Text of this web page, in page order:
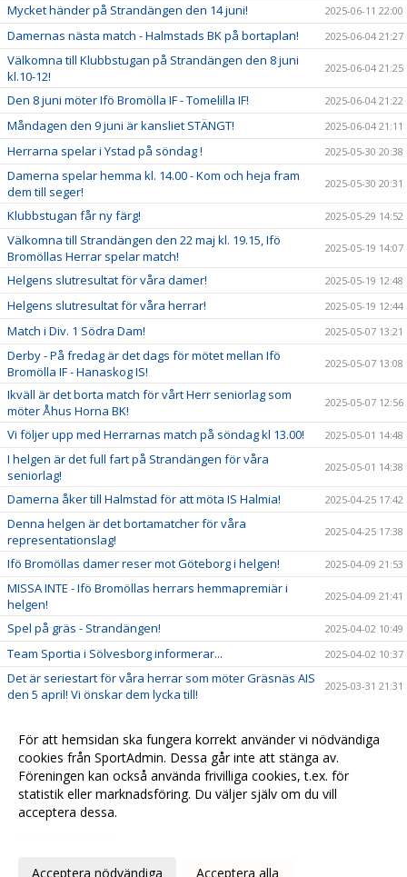
Mycket händer på Strandängen den 14 juni! 2025-06-11 22:00
Damernas nästa match - Halmstads BK på bortaplan! 2025-06-04 21:27
Välkomna till Klubbstugan på Strandängen den 8 juni
kl.10-12!
2025-06-04 21:25
Den 8 juni möter Ifö Bromölla IF - Tomelilla IF! 2025-06-04 21:22
Måndagen den 9 juni är kansliet STÄNGT! 2025-06-04 21:11
Herrarna spelar i Ystad på söndag ! 2025-05-30 20:38
Damerna spelar hemma kl. 14.00 - Kom och heja fram
dem till seger!
2025-05-30 20:31
Klubbstugan får ny färg! 2025-05-29 14:52
Välkomna till Strandängen den 22 maj kl. 19.15, Ifö
Bromöllas Herrar spelar match!
2025-05-19 14:07
Helgens slutresultat för våra damer! 2025-05-19 12:48
Helgens slutresultat för våra herrar! 2025-05-19 12:44
Match i Div. 1 Södra Dam! 2025-05-07 13:21
Derby - På fredag är det dags för mötet mellan Ifö
Bromölla IF - Hanaskog IS!
2025-05-07 13:08
Ikväll är det borta match för vårt Herr seniorlag som
möter Åhus Horna BK!
2025-05-07 12:56
Vi följer upp med Herrarnas match på söndag kl 13.00! 2025-05-01 14:48
I helgen är det full fart på Strandängen för våra
seniorlag!
2025-05-01 14:38
Damerna åker till Halmstad för att möta IS Halmia! 2025-04-25 17:42
Denna helgen är det bortamatcher för våra
representationslag!
2025-04-25 17:38
Ifö Bromöllas damer reser mot Göteborg i helgen! 2025-04-09 21:53
MISSA INTE - Ifö Bromöllas herrars hemmapremiär i
helgen!
2025-04-09 21:41
Spel på gräs - Strandängen! 2025-04-02 10:49
Team Sportia i Sölvesborg informerar... 2025-04-02 10:37
Det är seriestart för våra herrar som möter Gräsnäs AIS
den 5 april! Vi önskar dem lycka till!
2025-03-31 21:31
fram våra damer!
Tider för fotografering 1 & 2 april i Sparbankshallen!
2025-03-24 10:12
2024-10-23 09:17
inställningar
Webbversion
För att hemsidan ska fungera korrekt använder vi nödvändiga
cookies från SportAdmin. Dessa går inte att stänga av.
Föreningen kan också använda frivilliga cookies, t.ex. för
statistik eller marknadsföring. Du väljer själv om du vill
acceptera dessa.
Acceptera nödvändiga Acceptera alla